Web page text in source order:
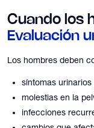
Cuando los
Evaluación
Los hombres deben
síntomas
molestias en la
infecciones